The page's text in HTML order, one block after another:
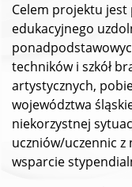
Celem projektu jest
edukacyjnego
techników i szkół
artystycznych,
województwa
niekorzystnej
uczniów/uczennic z
wsparcie